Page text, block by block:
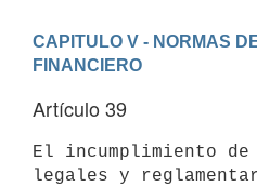
CAPITULO V - NORMAS
FINANCIERO
Artículo 39
El incumplimiento
legales y